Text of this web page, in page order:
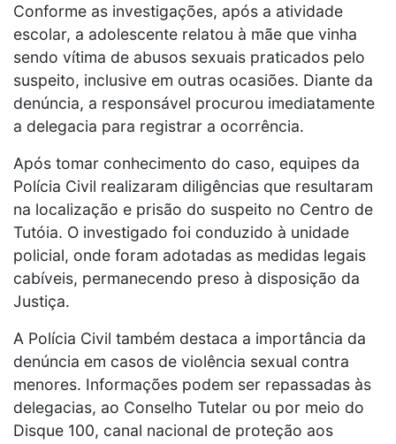
Conforme as investigações, após a atividade
escolar, a adolescente relatou à mãe que vinha
sendo vítima de abusos sexuais praticados pelo
suspeito, inclusive em outras ocasiões. Diante da
denúncia, a responsável procurou imediatamente
a delegacia para registrar a ocorrência.
Após tomar conhecimento do caso, equipes da
Polícia Civil realizaram diligências que resultaram
na localização e prisão do suspeito no Centro de
Tutóia. O investigado foi conduzido à unidade
policial, onde foram adotadas as medidas legais
cabíveis, permanecendo preso à disposição da
Justiça.
A Polícia Civil também destaca a importância da
denúncia em casos de violência sexual contra
menores. Informações podem ser repassadas às
delegacias, ao Conselho Tutelar ou por meio do
Disque 100, canal nacional de proteção aos